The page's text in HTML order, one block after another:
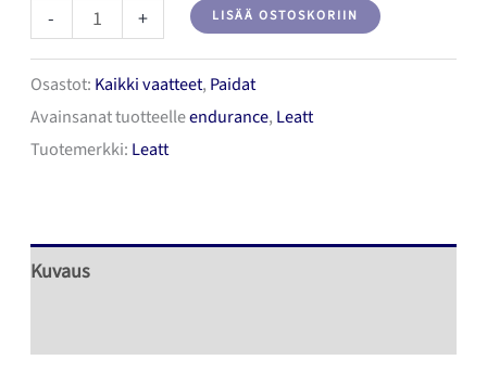
-
Leatt
MTB
Endurance
5.0
V26
+ LISÄÄ OSTOSKORIIN
Osastot: Kaikki vaatteet, Paidat
Avainsanat tuotteelleendurance, Leatt
Tuotemerkki: Leatt
Kuvaus